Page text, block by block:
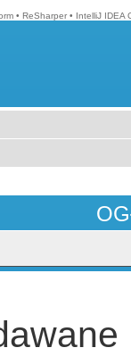
• ReSharper • IntelliJ IDEA